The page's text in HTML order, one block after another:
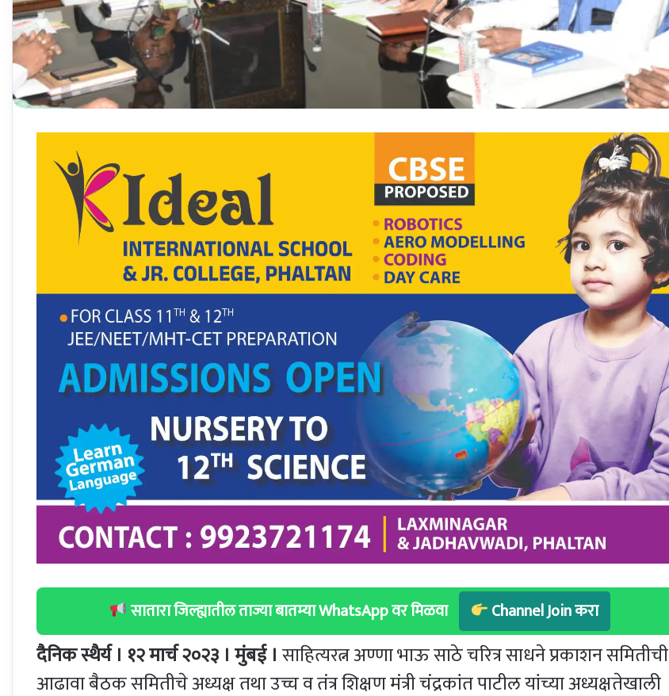
सातारा जिल्ह्यातील ताज्या बातम्या WhatsApp वर मिळवा Channel Join करा
दैनिक स्थैर्य । १२ मार्च २०२३ । मुंबई । साहित्यरत्न अण्णा भाऊ साठे चरित्र साधने प्रकाशन समितीची
आढावा बैठक समितीचे अध्यक्ष तथा उच्च व तंत्र शिक्षण मंत्री चंद्रकांत पाटील यांच्या अध्यक्षतेखाली